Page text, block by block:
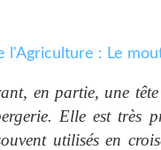
en partie, une
Elle est très
utilisés en